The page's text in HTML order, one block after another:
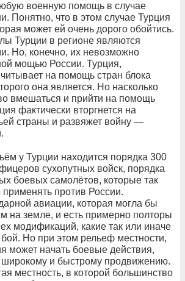
военную помощь в случае
Понятно, что в этом случае Турция
может ей очень дорого обойтись.
Турции в регионе являются
Но, конечно, их невозможно
мощью России. Турция,
на помощь стран блока
она является. Но насколько
вмешаться и прийти на помощь
фактически вторгнется на
страны и развяжет войну —
у Турции находится порядка 300
сухопутных войск, порядка
боевых самолётов, которые так
против России.
авиации, которая могла бы
на земле, и есть примерно полторы
модификаций, какие так или иначе
Но при этом рельеф местности,
может начать боевые действия,
широкому и быстрому продвижению.
местность, в которой большинство